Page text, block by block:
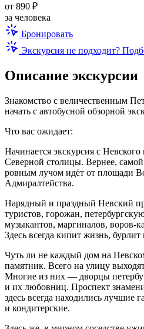
от 890 ₽
за человека
Бронировать
Экскурсия не подходит?
Описание экскурсии
Знакомство с величественным
начать с автобусной обзорной
Что вас ожидает:
Начинается экскурсия с
Северной столицы. Вернее, самой
ровным лучом идёт от площади
Адмиралтейства.
Нарядный и праздный Невский
туристов, горожан,
музыкантов, маргиналов, воров-
Здесь всегда кипит жизнь, бурлит
Чуть ли не каждый дом на
памятник. Всего на улицу
Многие из них — дворцы
и их любовниц. Проспект
здесь всегда находились лучшие
и кондитерские.